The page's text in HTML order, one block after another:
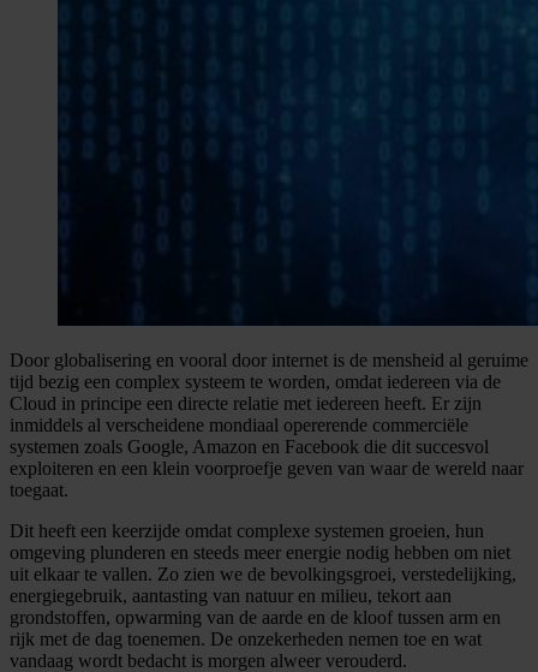
Door globalisering en vooral door internet is de mensheid al geruime
tijd bezig een complex systeem te worden, omdat iedereen via de
Cloud in principe een directe relatie met iedereen heeft. Er zijn
inmiddels al verscheidene mondiaal opererende commerciële
systemen zoals Google, Amazon en Facebook die dit succesvol
exploiteren en een klein voorproefje geven van waar de wereld naar
toegaat.
Dit heeft een keerzijde omdat complexe systemen groeien, hun
omgeving plunderen en steeds meer energie nodig hebben om niet
uit elkaar te vallen. Zo zien we de bevolkingsgroei, verstedelijking,
energiegebruik, aantasting van natuur en milieu, tekort aan
grondstoffen, opwarming van de aarde en de kloof tussen arm en
rijk met de dag toenemen. De onzekerheden nemen toe en wat
vandaag wordt bedacht is morgen alweer verouderd.